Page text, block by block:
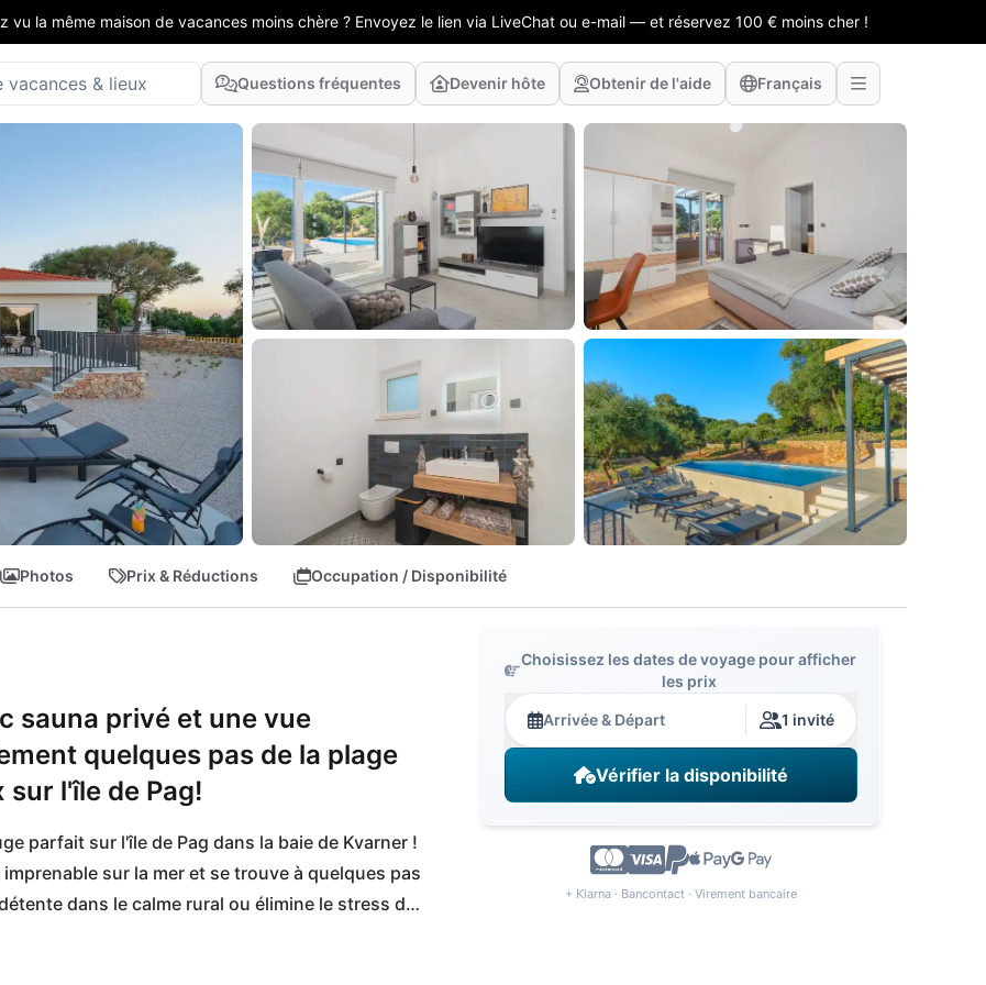
vu la même maison de vacances moins chère ? Envoyez le lien via LiveChat ou e-mail — et réservez 100 € moins cher !
Questions fréquentes Devenir hôte Obtenir de l'aide Français
Photos Prix & Réductions Occupation / Disponibilité
sauna privé et une vue
quelques pas de la plage
l'île de Pag!
parfait sur l'île de Pag dans la baie de Kvarner !
sur la mer et se trouve à quelques pas
dans le calme rural ou élimine le stress de
Choisissez les dates de voyage pour afficher
les prix
Arrivée & Départ 1 invité
Vérifier la disponibilité
+ Klarna · Bancontact · Virement bancaire